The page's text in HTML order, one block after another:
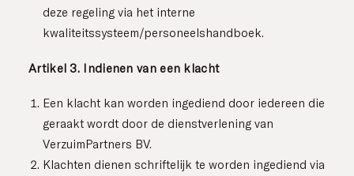
deze regeling via het interne
kwaliteitssysteem/personeelshandboek.
Artikel 3. Indienen van een klacht
Een klacht kan worden ingediend door iedereen die
geraakt wordt door de dienstverlening van
VerzuimPartners BV.
Klachten dienen schriftelijk te worden ingediend via